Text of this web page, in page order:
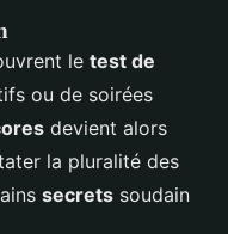
le test de
ou de soirées
devient alors
la pluralité des
secrets soudain